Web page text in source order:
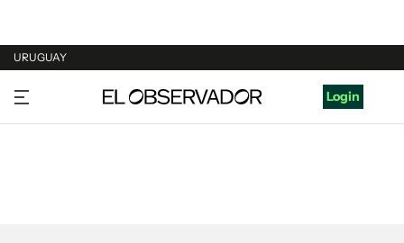
URUGUAY
URUGUAY
ARGENTINA
Login